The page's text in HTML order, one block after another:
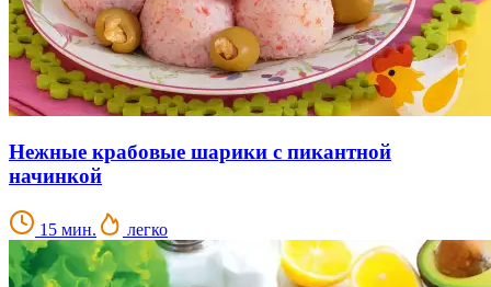
Нежные крабовые шарики с пикантной
начинкой
15 мин. легко